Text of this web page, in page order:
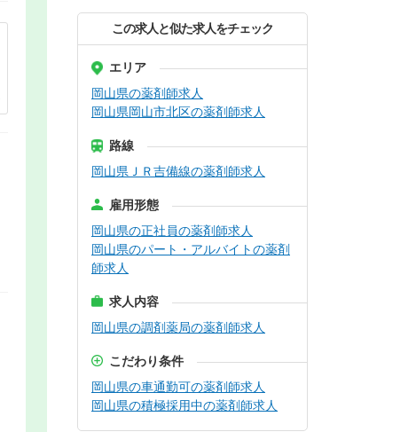
この求人と似た求人をチェック
エリア
岡山県の薬剤師求人
岡山県岡山市北区の薬剤師求人
路線
岡山県ＪＲ吉備線の薬剤師求人
雇用形態
岡山県の正社員の薬剤師求人
岡山県のパート・アルバイトの薬剤
師求人
求人内容
岡山県の調剤薬局の薬剤師求人
こだわり条件
岡山県の車通勤可の薬剤師求人
岡山県の積極採用中の薬剤師求人